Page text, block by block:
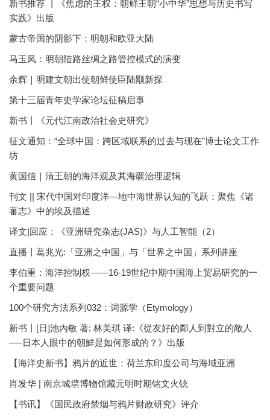
新书推荐 丨《焦虑的王权：朝鲜王朝“小中华”思想与历史书写
实践》出版
蒙古帝国的阴影下：明朝和欧亚大陆
马玉凤：明朝陆路丝绸之路管控模式的演变
余辉｜明建文朝出使朝鲜使臣陆颙新探
第十三届青年史学家论坛征稿启事
新书丨《元代江南政治社会史研究》
征文通知：“全球中国：跨区域联系的过去与现在”博士论文工作
坊
黄国信｜清王朝的海洋观及其海疆治理逻辑
刊文 || 宋代中国对印度洋—地中海世界认知的飞跃：聚焦《诸
蕃志》中的埃及描述
译文|回应：《亚洲研究杂志(JAS)》与人工智能（2）
直播丨葛兆光:「亚洲之中国」与「世界之中国」系列讲座
李伯重：海洋控制权——16-19世纪中期中国海上贸易研究的一
个重要问题
100个研究方法系列032：词源学（Etymology）
新书丨[日]池內敏 著; 林美琪 译:《從友好的鄰人到對立的敵人
──日本人眼中的朝鮮是如何形成的？》出版
【海洋史新书】鸦片的近世：荷兰东印度公司与海域亚洲
肖发华 | 南京城墙博物馆藏元明时期铭文火铳
【书讯】《国民政府禁烟与鸦片财政研究》评介